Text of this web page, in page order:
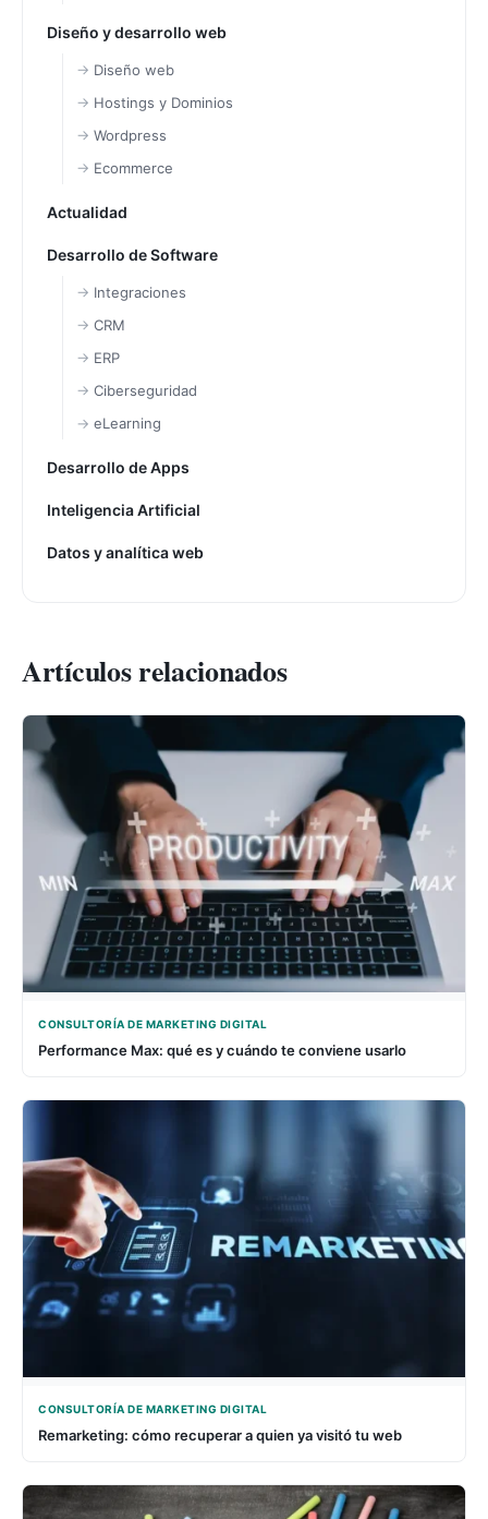
Diseño y desarrollo web
Diseño web
Hostings y Dominios
Wordpress
Ecommerce
Actualidad
Desarrollo de Software
Integraciones
CRM
ERP
Ciberseguridad
eLearning
Desarrollo de Apps
Inteligencia Artificial
Datos y analítica web
Artículos relacionados
CONSULTORÍA DE MARKETING DIGITAL
Performance Max: qué es y cuándo te conviene usarlo
CONSULTORÍA DE MARKETING DIGITAL
Remarketing: cómo recuperar a quien ya visitó tu web